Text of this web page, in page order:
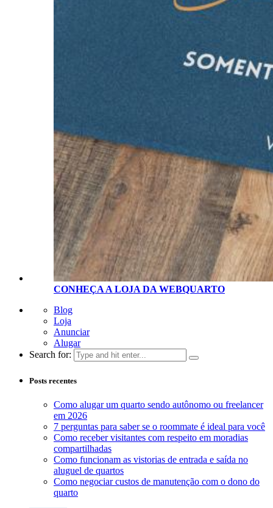
CONHEÇA A LOJA DA WEBQUARTO
Blog
Loja
Anunciar
Alugar
Search for:
Posts recentes
Como alugar um quarto sendo autônomo ou freelancer
em 2026
7 perguntas para saber se o roommate é ideal para você
Como receber visitantes com respeito em moradias
compartilhadas
Como funcionam as vistorias de entrada e saída no
aluguel de quartos
Como negociar custos de manutenção com o dono do
quarto